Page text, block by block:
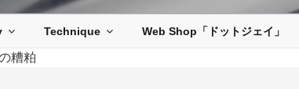
Technique Web Shop「ドットジェイ」
糟粕